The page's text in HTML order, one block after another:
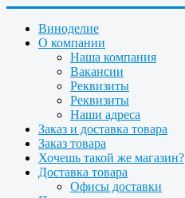
Виноделие
О компании
Наша компания
Вакансии
Реквизиты
Реквизиты
Наши адреса
Заказ и доставка товара
Заказ товара
Хочешь такой же магазин?
Доставка товара
Офисы доставки